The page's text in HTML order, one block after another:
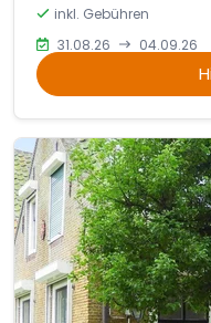
inkl. Gebühren
31.08.26
04.09.26